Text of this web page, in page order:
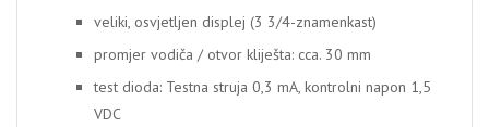
veliki, osvjetljen displej (3 3/4-znamenkast)
promjer vodiča / otvor kliješta: cca. 30 mm
test dioda: Testna struja 0,3 mA, kontrolni napon 1,5
VDC